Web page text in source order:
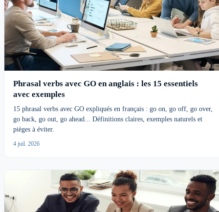
Phrasal verbs avec GO en anglais : les 15 essentiels
avec exemples
15 phrasal verbs avec GO expliqués en français : go on, go off, go over,
go back, go out, go ahead... Définitions claires, exemples naturels et
pièges à éviter.
4 juil. 2026